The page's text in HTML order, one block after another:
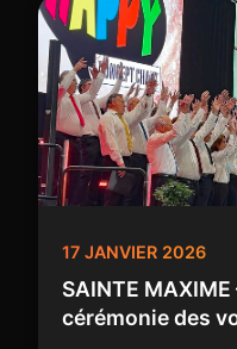
17 JANVIER 2026
SAINTE
cérémonie des